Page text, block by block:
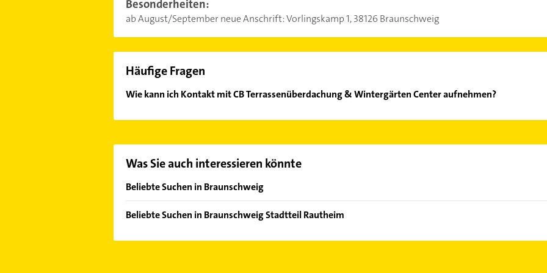
Besonderheiten:
ab August/September neue Anschrift: Vorlingskamp 1, 38126 Braunschweig
Häufige Fragen
Wie kann ich Kontakt mit CB Terrassenüberdachung & Wintergärten Center aufnehmen?
Was Sie auch interessieren könnte
Beliebte Suchen in Braunschweig
Dachdecker
Lüftungsanlagen
Beliebte Suchen in Braunschweig Stadtteil Rautheim